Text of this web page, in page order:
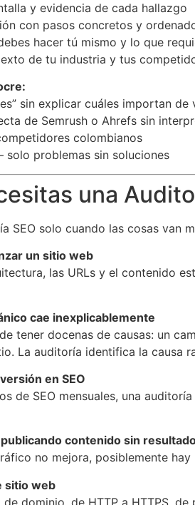
y evidencia de cada hallazgo
con pasos concretos y
hacer tú mismo y lo que
de tu industria y tus
sin explicar cuáles importan de
de Semrush o Ahrefs sin
colombianos
problemas sin soluciones
una
SEO solo cuando las cosas van
un sitio web
las URLs y el contenido
cae inexplicablemente
tener docenas de causas: un
La auditoría identifica la causa
en SEO
de SEO mensuales, una
contenido sin
no mejora, posiblemente
sitio web
dominio, de HTTP a HTTPS,